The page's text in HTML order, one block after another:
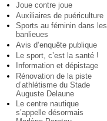
Joue contre joue
Auxiliaires de puériculture
Sports au féminin dans les
banlieues
Avis d’enquête publique
Le sport, c’est la santé !
Information et dépistage
Rénovation de la piste
d’athlétisme du Stade
Auguste Delaune
Le centre nautique
s’appelle désormais